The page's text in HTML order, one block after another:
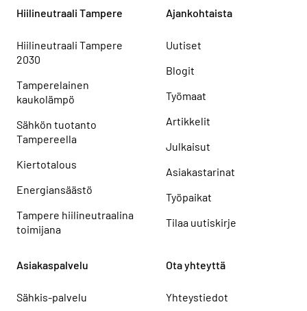
Hiilineutraali Tampere
Hiilineutraali Tampere
2030
Tamperelainen
kaukolämpö
Sähkön tuotanto
Tampereella
Kiertotalous
Energiansäästö
Tampere hiilineutraalina
toimijana
Ajankohtaista
Uutiset
Blogit
Työmaat
Artikkelit
Julkaisut
Asiakastarinat
Työpaikat
Tilaa uutiskirje
Asiakaspalvelu
Sähkis-palvelu
Ota yhteyttä
Yhteystiedot